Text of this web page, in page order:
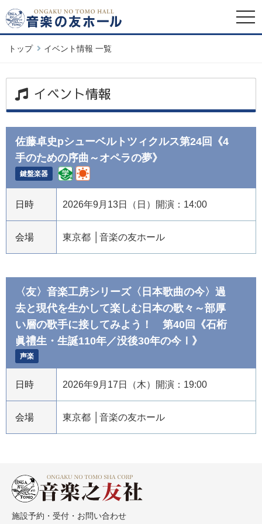
トップ イベント情報 一覧
イベント情報
佐藤卓史pシューベルトツィクルス第24回《4
手のための序曲～オペラの夢》
鍵盤楽器
日時 2026年9月13日（日）開演：14:00
会場 東京都 音楽の友ホール
〈友〉音楽工房シリーズ〈日本歌曲の今〉過
去と現代を生かして楽しむ日本の歌々～部厚
い層の歌手に接してみよう！ 第40回《石桁
眞禮生・生誕110年／没後30年の今Ⅰ》
声楽
日時 2026年9月17日（木）開演：19:00
会場 東京都 音楽の友ホール
施設予約・受付・お問い合わせ